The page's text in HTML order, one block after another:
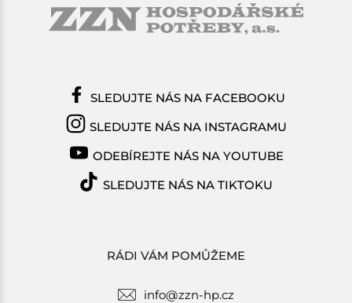
RÁDI VÁM POMŮŽEME
info@zzn-hp.cz
SLEDUJTE NÁS NA FACEBOOKU
SLEDUJTE NÁS NA INSTAGRAMU
ODEBÍREJTE NÁS NA YOUTUBE
SLEDUJTE NÁS NA TIKTOKU